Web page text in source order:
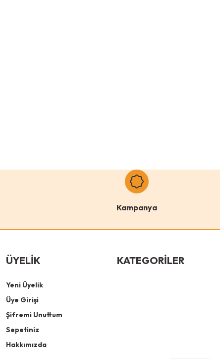
Kampanya
ÜYELİK
Yeni Üyelik
Üye Girişi
Şifremi Unuttum
Sepetiniz
Hakkımızda
KATEGORİLER